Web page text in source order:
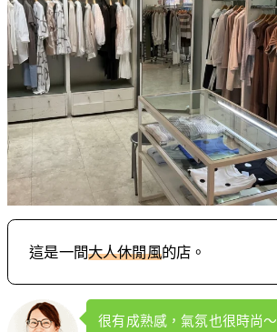
這是一間大人休閒風的店。
很有成熟感，氣氛也很時尚～